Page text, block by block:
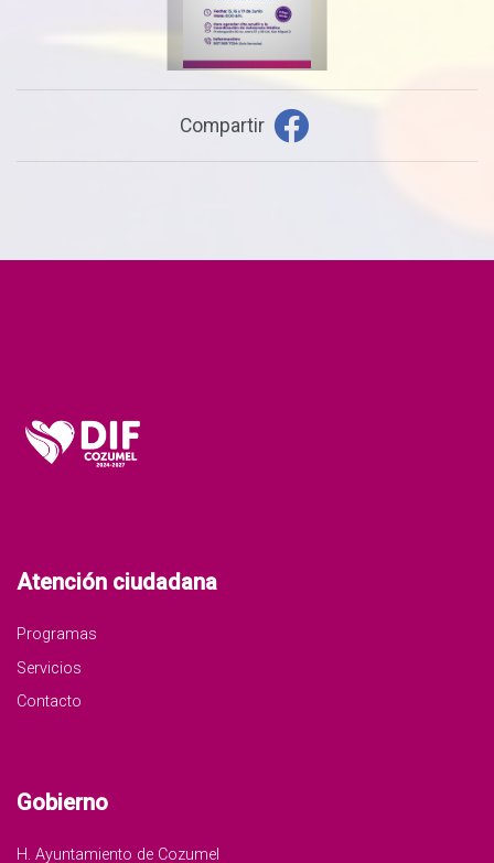
Compartir
Atención ciudadana
Programas
Servicios
Contacto
Gobierno
H. Ayuntamiento de Cozumel